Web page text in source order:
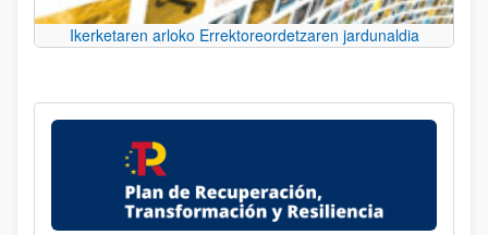
Ikerketaren arloko Errektoreordetzaren jardunaldia